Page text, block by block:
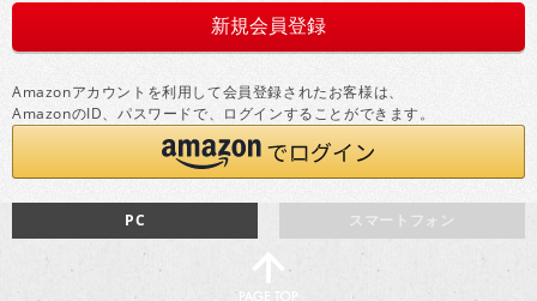
Amazonアカウントを利用して会員登録されたお客様は、
AmazonのID、パスワードで、ログインすることができます。
スマートフォン
PC